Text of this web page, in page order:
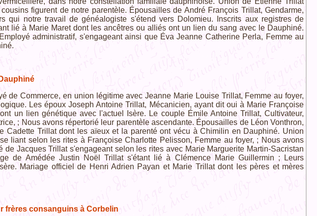
figurent de notre parentèle. Épousailles de André François Trillat, Gendarme,
qui notre travail de généalogiste s'étend vers Dolomieu. Inscrits aux registres de
lié à Marie Maret dont les ancêtres ou alliés ont un lien du sang avec le Dauphiné.
administratif, s'engageant ainsi que Éva Jeanne Catherine Perla, Femme au
de Commerce, en union légitime avec Jeanne Marie Louise Trillat, Femme au foyer,
Les époux Joseph Antoine Trillat, Mécanicien, ayant dit oui à Marie Françoise
un lien génétique avec l'actuel Isère. Le couple Émile Antoine Trillat, Cultivateur,
; Nous avons répertorié leur parentèle ascendante. Épousailles de Léon Vonthron,
Cadette Trillat dont les aïeux et la parenté ont vécu à Chimilin en Dauphiné. Union
liant selon les rites à Françoise Charlotte Pelisson, Femme au foyer, ; Nous avons
Jacques Trillat s'engageant selon les rites avec Marie Marguerite Martin-Sacristan
de Amédée Justin Noël Trillat s'étant lié à Clémence Marie Guillermin ; Leurs
Mariage officiel de Henri Adrien Payan et Marie Trillat dont les pères et mères
frères consanguins à Corbelin